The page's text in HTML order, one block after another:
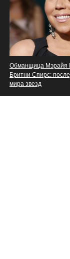
Обманщица Мэрайя
Бритни Спирс:
мира звезд